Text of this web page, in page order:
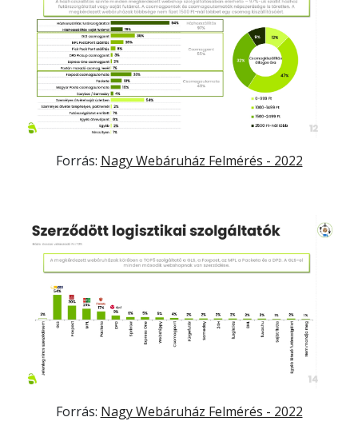
Forrás: Nagy Webáruház Felmérés - 2022
Forrás: Nagy Webáruház Felmérés - 2022